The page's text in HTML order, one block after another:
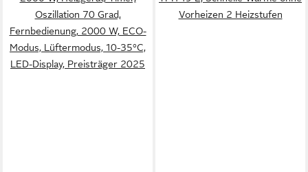
Oszillation 70 Grad,
Fernbedienung, 2000 W, ECO-
Modus, Lüftermodus, 10-35°C,
LED-Display, Preisträger 2025
Vorheizen 2 Heizstufen